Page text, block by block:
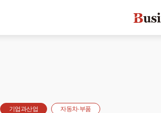
기업과산업 자동차·부품